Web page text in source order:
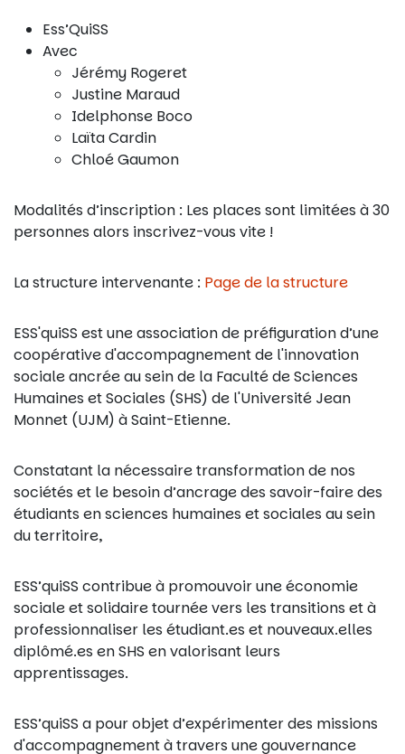
Ess’QuiSS
Avec
Jérémy Rogeret
Justine Maraud
Idelphonse Boco
Laïta Cardin
Chloé Gaumon
Modalités d’inscription : Les places sont limitées à 30
personnes alors inscrivez-vous vite !
La structure intervenante : Page de la structure
ESS'quiSS est une association de préfiguration d’une
coopérative d'accompagnement de l'innovation
sociale ancrée au sein de la Faculté de Sciences
Humaines et Sociales (SHS) de l'Université Jean
Monnet (UJM) à Saint-Etienne.
Constatant la nécessaire transformation de nos
sociétés et le besoin d’ancrage des savoir-faire des
étudiants en sciences humaines et sociales au sein
du territoire,
ESS’quiSS contribue à promouvoir une économie
sociale et solidaire tournée vers les transitions et à
professionnaliser les étudiant.es et nouveaux.elles
diplômé.es en SHS en valorisant leurs
apprentissages.
ESS’quiSS a pour objet d’expérimenter des missions
d'accompagnement à travers une gouvernance